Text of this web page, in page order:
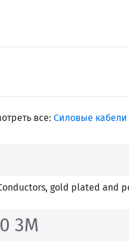
все: Силовые кабели
Conductors, gold plated
3M